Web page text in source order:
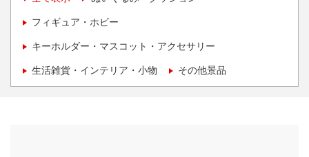
フィギュア・ホビー
キーホルダー・マスコット・アクセサリー
生活雑貨・インテリア・小物 その他景品